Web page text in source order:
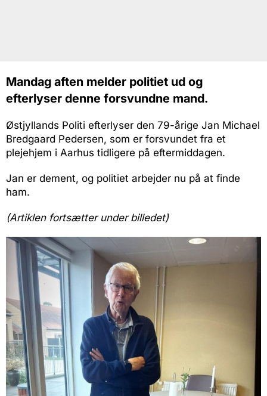
Mandag aften melder politiet ud og
efterlyser denne forsvundne mand.
Østjyllands Politi efterlyser den 79-årige Jan Michael
Bredgaard Pedersen, som er forsvundet fra et
plejehjem i Aarhus tidligere på eftermiddagen.
Jan er dement, og politiet arbejder nu på at finde
ham.
(Artiklen fortsætter under billedet)